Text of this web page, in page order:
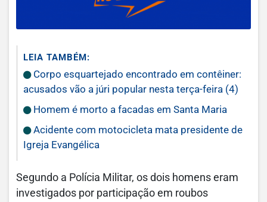
LEIA TAMBÉM:
Corpo esquartejado encontrado em contêiner:
acusados vão a júri popular nesta terça-feira (4)
Homem é morto a facadas em Santa Maria
Acidente com motocicleta mata presidente de
Igreja Evangélica
Segundo a Polícia Militar, os dois homens eram
investigados por participação em roubos